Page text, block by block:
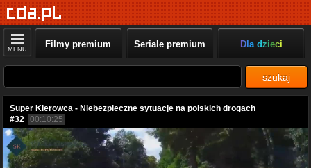
MENU Filmy premium Seriale premium Dla dzieci
szukaj
Super Kierowca - Niebezpieczne sytuacje na polskich drogach
#32 00:10:25